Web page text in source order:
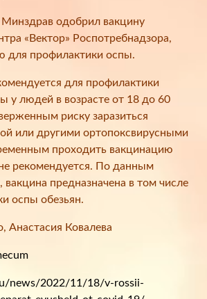
одобрил вакцину
«Вектор» Роспотребнадзора,
для профилактики оспы.
для профилактики
у людей в возрасте от 18 до 60
риску заразиться
или другими ортопоксвирусными
проходить вакцинацию
рекомендуется. По данным
вакцина предназначена в том числе
оспы обезьян.
Анастасия Ковалева
news/2022/11/18/v-rossii-